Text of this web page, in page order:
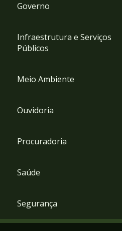
Governo
Infraestrutura e Serviços
Públicos
Meio Ambiente
Ouvidoria
Procuradoria
Saúde
Segurança